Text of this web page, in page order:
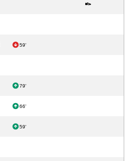
59'
79'
66'
59'